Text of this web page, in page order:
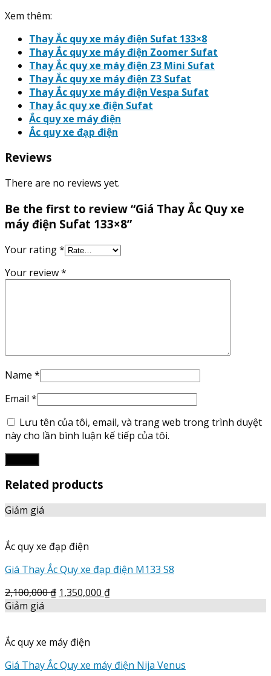
Xem thêm:
Thay Ắc quy xe máy điện Sufat 133×8
Thay Ắc quy xe máy điện Zoomer Sufat
Thay Ắc quy xe máy điện Z3 Mini Sufat
Thay Ắc quy xe máy điện Z3 Sufat
Thay Ắc quy xe máy điện Vespa Sufat
Thay ắc quy xe điện Sufat
Ắc quy xe máy điện
Ắc quy xe đạp điện
Reviews
There are no reviews yet.
Be the first to review “Giá Thay Ắc Quy xe
máy điện Sufat 133×8”
Your rating*
Your review*
Name *
Email *
Lưu tên của tôi, email, và trang web trong trình duyệt
này cho lần bình luận kế tiếp của tôi.
Related products
Giảm giá
Ắc quy xe đạp điện
Giá Thay Ắc Quy xe đạp điện M133 S8
2,100,000₫ 1,350,000 ₫
Giảm giá
Ắc quy xe máy điện
Giá Thay Ắc Quy xe máy điện Nija Venus